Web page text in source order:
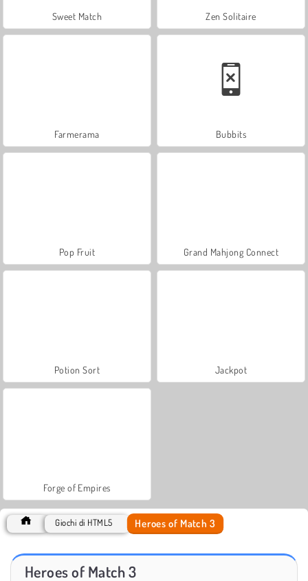
Sweet Match Zen Solitaire
Farmerama Bubbits
Pop Fruit Grand Mahjong Connect
Potion Sort Jackpot
Forge of Empires
Giochi di HTML5 Heroes of Match 3
Heroes of Match 3